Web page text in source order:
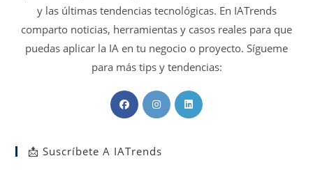
y las últimas tendencias tecnológicas. En IATrends
comparto noticias, herramientas y casos reales para que
puedas aplicar la IA en tu negocio o proyecto. Sígueme
para más tips y tendencias:
Se
abre
una
Se
abre
Se
📩 Suscríbete A IATrends